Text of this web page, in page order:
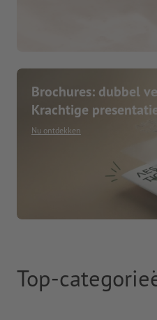
Brochures: dubbel
Krachtige
Nu ontdekken
Top-